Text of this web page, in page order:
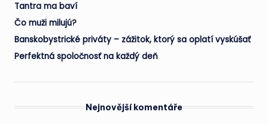
Tantra ma baví
Čo muži milujú?
Banskobystrické priváty – zážitok, ktorý sa oplatí vyskúšať
Perfektná spoločnosť na každý deň
Nejnovější komentáře